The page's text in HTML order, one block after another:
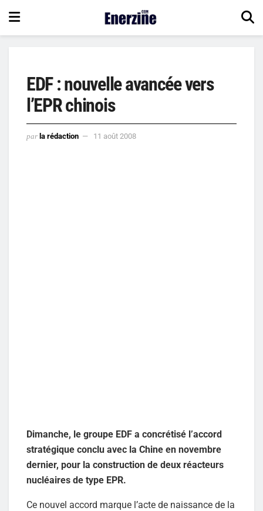
EDF : nouvelle avancée vers
l’EPR chinois
par la rédaction 11 août 2008
Dimanche, le groupe EDF a concrétisé l’accord
stratégique conclu avec la Chine en novembre
dernier, pour la construction de deux réacteurs
nucléaires de type EPR.
Ce nouvel accord marque l’acte de naissance de la